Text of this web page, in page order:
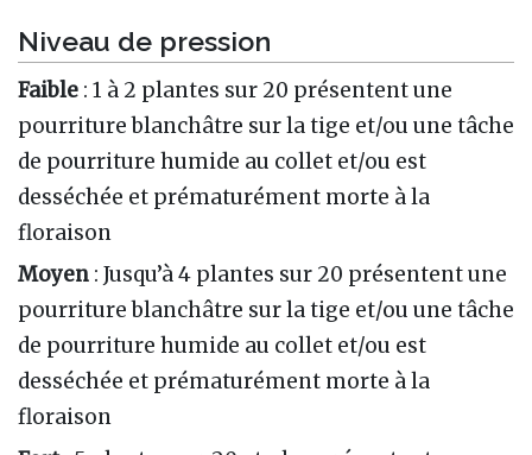
Niveau de pression
Faible : 1 à 2 plantes sur 20 présentent une
pourriture blanchâtre sur la tige et/ou une tâche
de pourriture humide au collet et/ou est
desséchée et prématurément morte à la
floraison
Moyen : Jusqu’à 4 plantes sur 20 présentent une
pourriture blanchâtre sur la tige et/ou une tâche
de pourriture humide au collet et/ou est
desséchée et prématurément morte à la
floraison